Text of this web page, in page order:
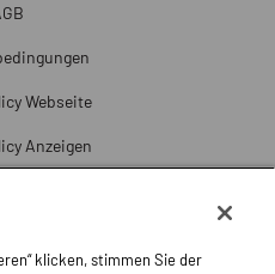
Webseite
Anzeigen
klicken, stimmen Sie der